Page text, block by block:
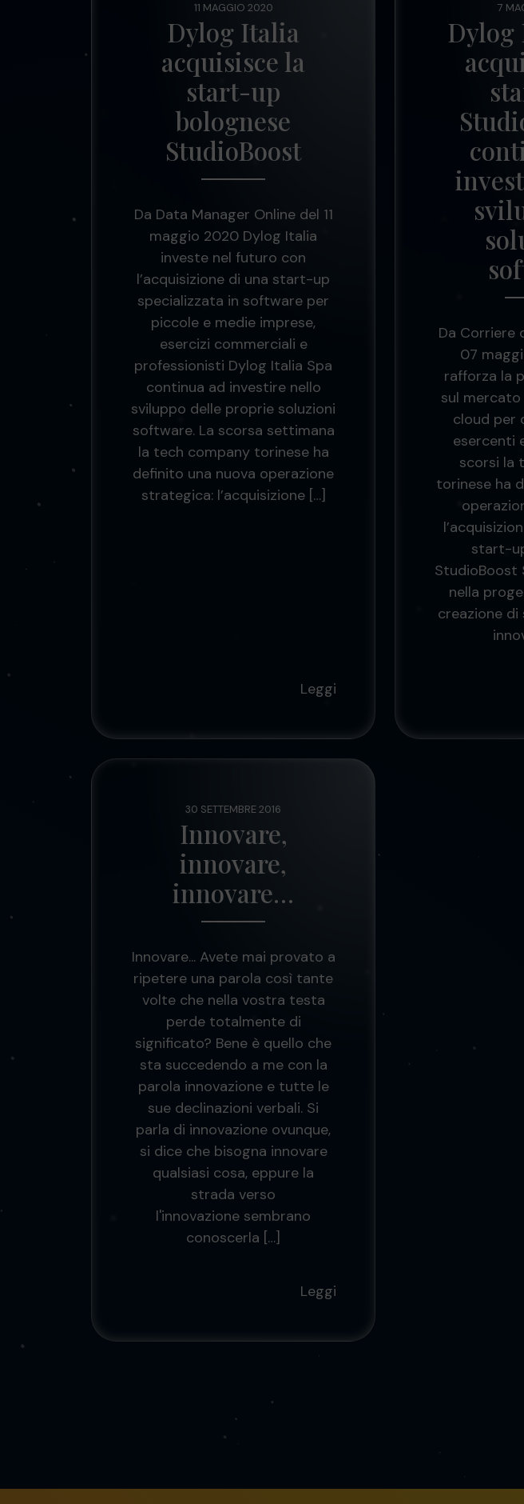
11 MAGGIO 2020
Dylog Italia
acquisisce la
start-up
bolognese
StudioBoost
Da Data Manager Online del 11
maggio 2020 Dylog Italia
investe nel futuro con
l’acquisizione di una start-up
specializzata in software per
piccole e medie imprese,
esercizi commerciali e
professionisti Dylog Italia Spa
continua ad investire nello
sviluppo delle proprie soluzioni
software. La scorsa settimana
la tech company torinese ha
definito una nuova operazione
strategica: l’acquisizione […]
Leggi
7
Dylog
Da Corriere
07
rafforza la
sul mercato
cloud per
esercenti
scorsi la
torinese ha
start-
StudioBoost
nella
creazione
30 SETTEMBRE 2016
Innovare,
innovare,
innovare…
Innovare... Avete mai provato a
ripetere una parola così tante
volte che nella vostra testa
perde totalmente di
significato? Bene è quello che
sta succedendo a me con la
parola innovazione e tutte le
sue declinazioni verbali. Si
parla di innovazione ovunque,
si dice che bisogna innovare
qualsiasi cosa, eppure la
strada verso
l'innovazione sembrano
conoscerla […]
Leggi